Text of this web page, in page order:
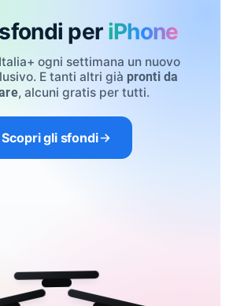
per iPhone
ogni settimana un nuovo
E tanti altri già pronti da
, alcuni gratis per tutti.
Scopri gli sfondi